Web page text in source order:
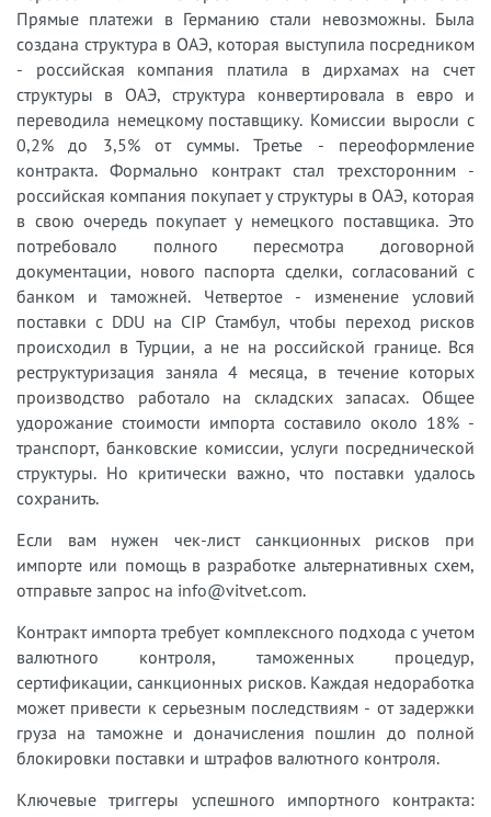
Прямые платежи в Германию стали невозможны. Была
создана структура в ОАЭ, которая выступила посредником
- российская компания платила в дирхамах на счет
структуры в ОАЭ, структура конвертировала в евро и
переводила немецкому поставщику. Комиссии выросли с
0,2% до 3,5% от суммы. Третье - переоформление
контракта. Формально контракт стал трехсторонним -
российская компания покупает у структуры в ОАЭ, которая
в свою очередь покупает у немецкого поставщика. Это
потребовало полного пересмотра договорной
документации, нового паспорта сделки, согласований с
банком и таможней. Четвертое - изменение условий
поставки с DDU на CIP Стамбул, чтобы переход рисков
происходил в Турции, а не на российской границе. Вся
реструктуризация заняла 4 месяца, в течение которых
производство работало на складских запасах. Общее
удорожание стоимости импорта составило около 18% -
транспорт, банковские комиссии, услуги посреднической
структуры. Но критически важно, что поставки удалось
сохранить.
Если вам нужен чек-лист санкционных рисков при
импорте или помощь в разработке альтернативных схем,
отправьте запрос на info@vitvet.com.
Контракт импорта требует комплексного подхода с учетом
валютного контроля, таможенных процедур,
сертификации, санкционных рисков. Каждая недоработка
может привести к серьезным последствиям - от задержки
груза на таможне и доначисления пошлин до полной
блокировки поставки и штрафов валютного контроля.
Ключевые триггеры успешного импортного контракта: